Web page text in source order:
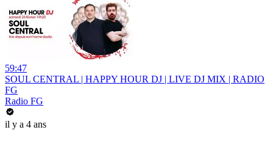
59:47
SOUL CENTRAL | HAPPY HOUR DJ | LIVE DJ MIX | RADIO
FG
Radio FG
il y a 4 ans